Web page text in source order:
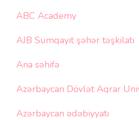
ABC Academy
AJB Sumqayıt şəhər təşkilatı
Ana səhifə
Azərbaycan Dövlət Aqrar
Azərbaycan ədəbiyyatı